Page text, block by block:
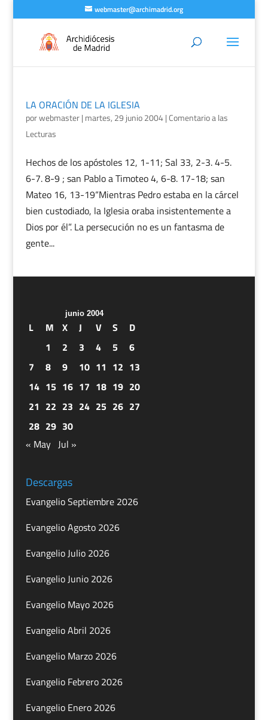
webmaster@archimadrid.org
LA ORACIÓN DE LA IGLESIA
porwebmaster| martes, 29 junio 2004|Comentario a las
Lecturas
Hechos de los apóstoles 12, 1-11; Sal 33, 2-3. 4-5.
6-7. 8-9 ; san Pablo a Timoteo 4, 6-8. 17-18; san
Mateo 16, 13-19“Mientras Pedro estaba en la cárcel
bien custodiado, la Iglesia oraba insistentemente a
Dios por él”. La persecución no es un fantasma de
gente...
junio 2004
L M X J V S
D
1
2 3 4 5
6
7
8 9 10 11 12 13
14 15 16 17 18 19 20
21 22 23 24 25 26 27
28 29 30
« May Jul »
Descargas
Evangelio Septiembre 2026
Evangelio Agosto 2026
Evangelio Julio 2026
Evangelio Junio 2026
Evangelio Mayo 2026
Evangelio Abril 2026
Evangelio Marzo 2026
Evangelio Febrero 2026
Evangelio Enero 2026